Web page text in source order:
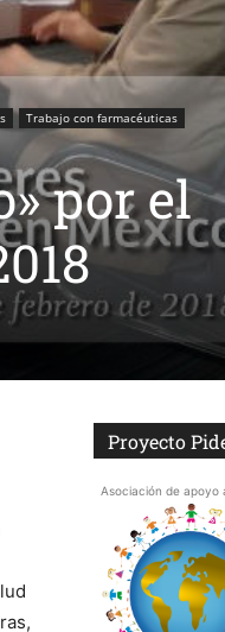
Trabajo con farmacéuticas
por el
Proyecto
Asociación de apoyo